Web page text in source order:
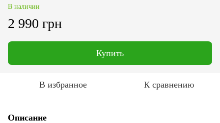
В наличии
2 990 грн
Купить
В избранное К сравнению
Описание